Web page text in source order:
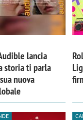
lancia
storia ti parla
nuova
deve
Ricerche
Doxa:
tradurli